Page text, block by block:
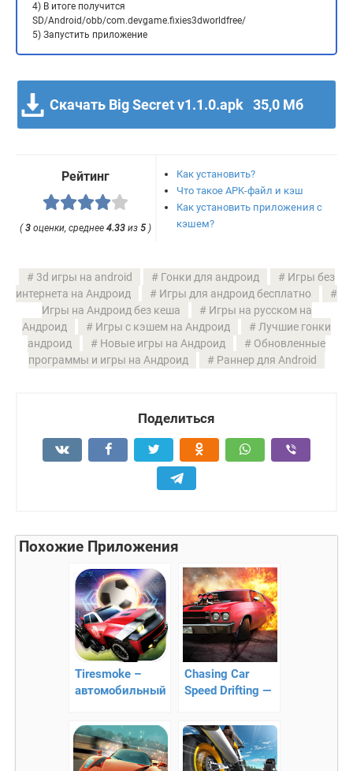
4) В итоге получится
SD/Android/obb/com.devgame.fixies3dworldfree/
5) Запустить приложение
Скачать Big Secret v1.1.0.apk 35,0 Мб
Рейтинг
(3 оценки, среднее4.33 из5 )
Как установить?
Что такое APK-файл и кэш
Как установить приложения с
кэшем?
3d игры на android Гонки для андроид
Игры без
интернета на Андроид
Игры для андроид бесплатно
Игры на Андроид без кеша
Игры на русском на
Андроид
Игры с кэшем на Андроид
Лучшие гонки
андроид
Новые игры на Андроид
Обновленные
программы и игры на Андроид
Раннер для Android
Поделиться
Похожие Приложения
Tiresmoke –
автомобильный
Chasing Car
Speed Drifting —
гоночный
раннер